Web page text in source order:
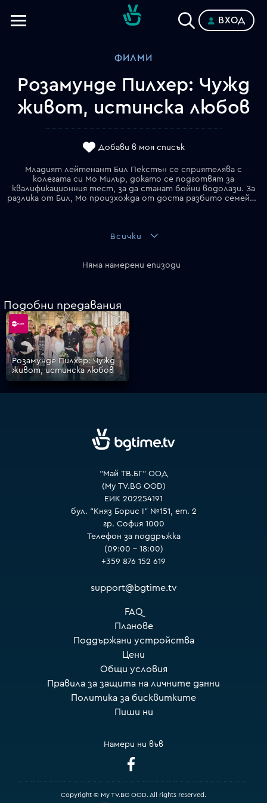
Планове
VOYO
ВХОД
ФИЛМИ
Розамунде Пилхер: Чужд
живот, истинска любов
Добави в моя списък
Младият лейтенант Бил Пекстън се сприятелява с
колегата си Мо Милър, докато се подготвят за
квалификационния тест, за да станат бойни водолази. За
разлика от Бил, Мо произхожда от доста разбито семейство – никога не е срещал баща си, знае само, че е бил във флота. Двамата приятели нямат никаква представа, че са били разменени като бебета.
Всички
Няма намерени епизоди
Подобни предавания
Розамунде Пилхер: Чужд
живот, истинска любов
"Май ТВ.БГ" ООД
(My TV.BG OOD)
ЕИК 202254191
бул. "Княз Борис I" №151, ет. 2
гр. София 1000
Телефон за поддръжка
(09:00 – 18:00)
+359 876 152 619
support@bgtime.tv
FAQ
Планове
Поддържани устройства
Цени
Общи условия
Правила за защита на личните данни
Политика за бисквитките
Пиши ни
Намери ни във
Copyright © My TV.BG OOD. All rights reserved.